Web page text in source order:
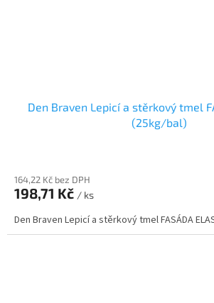
Den Braven Lepicí a stěrkový tmel
(25kg/bal)
produktu
je
z
5
164,22 Kč bez DPH
198,71 Kč / ks
Den Braven Lepicí a stěrkový tmel FASÁDA